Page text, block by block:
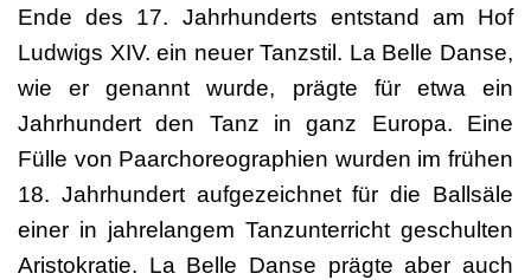
Ende des 17. Jahrhunderts entstand am Hof
Ludwigs XIV. ein neuer Tanzstil. La Belle Danse,
wie er genannt wurde, prägte für etwa ein
Jahrhundert den Tanz in ganz Europa. Eine
Fülle von Paarchoreographien wurden im frühen
18. Jahrhundert aufgezeichnet für die Ballsäle
einer in jahrelangem Tanzunterricht geschulten
Aristokratie. La Belle Danse prägte aber auch